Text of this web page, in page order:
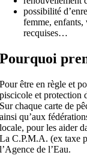
possibilité
femme, enfants,
recquises…
Pourquoi
Pour être en règle et
piscicole et protection
Sur chaque carte de
ainsi qu’aux
locale, pour les aider
La C.P.M.A. (ex taxe
l’Agence de l’Eau.